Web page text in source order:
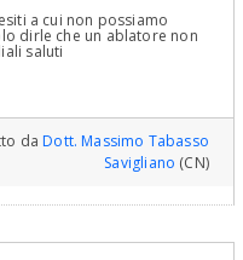
a cui non possiamo
dirle che un ablatore non
saluti
daDott. Massimo Tabasso
Savigliano (CN)